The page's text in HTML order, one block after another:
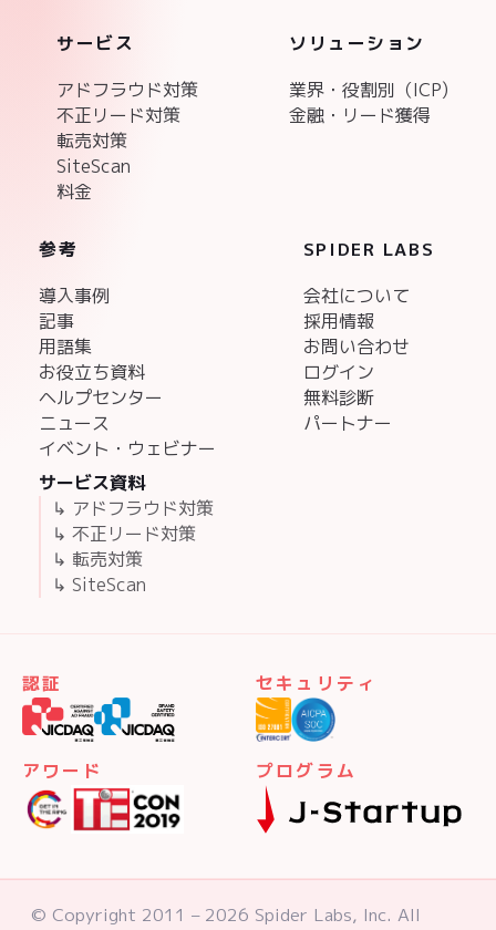
サービス
アドフラウド対策
不正リード対策
転売対策
SiteScan
料金
ソリューション
業界・役割別（ICP)
金融・リード獲得
参考
導入事例
記事
用語集
お役立ち資料
ヘルプセンター
ニュース
イベント・ウェビナー
サービス資料
↳ アドフラウド対策
↳ 不正リード対策
↳ 転売対策
↳ SiteScan
SPIDER LABS
会社について
採用情報
お問い合わせ
ログイン
無料診断
パートナー
認証 セキュリティ
アワード プログラム
© Copyright 2011 – 2026 Spider Labs, Inc. All